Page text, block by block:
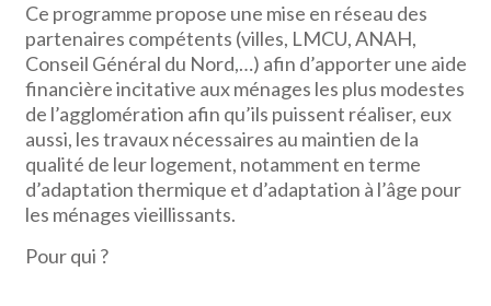
Ce programme propose une mise en réseau des
partenaires compétents (villes, LMCU, ANAH,
Conseil Général du Nord,…) afin d’apporter une aide
financière incitative aux ménages les plus modestes
de l’agglomération afin qu’ils puissent réaliser, eux
aussi, les travaux nécessaires au maintien de la
qualité de leur logement, notamment en terme
d’adaptation thermique et d’adaptation à l’âge pour
les ménages vieillissants.
Pour qui ?